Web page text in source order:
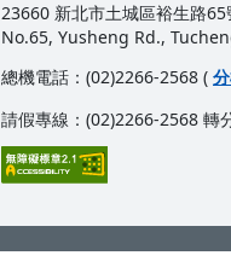
23660 新北市土城區裕生路65
No.65, Yusheng Rd.,
總機電話：(02)2266-2568 (
請假專線：(02)2266-2568